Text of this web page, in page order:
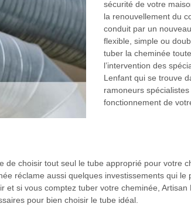
sécurité de votre
la renouvellement du
conduit par un
flexible, simple ou
tuber la cheminée
l’intervention des
Lenfant qui se trouve
ramoneurs
fonctionnement de
choisir tout seul le tube approprié pour votre
réclame aussi quelques investissements qui
si vous comptez tuber votre cheminée,
pour bien choisir le tube idéal.